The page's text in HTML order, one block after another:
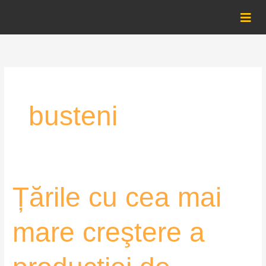
content
busteni
Țările cu cea mai
mare creştere a
Țările
mai
creştere